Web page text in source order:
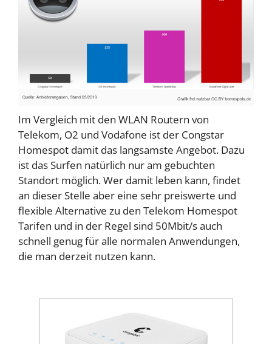
Im Vergleich mit den WLAN Routern von
Telekom, O2 und Vodafone ist der Congstar
Homespot damit das langsamste Angebot. Dazu
ist das Surfen natürlich nur am gebuchten
Standort möglich. Wer damit leben kann, findet
an dieser Stelle aber eine sehr preiswerte und
flexible Alternative zu den Telekom Homespot
Tarifen und in der Regel sind 50Mbit/s auch
schnell genug für alle normalen Anwendungen,
die man derzeit nutzen kann.